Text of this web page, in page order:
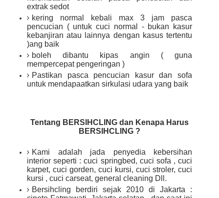
extrak sedot
kering normal kebali max 3 jam pasca
pencucian ( untuk cuci normal - bukan kasur
kebanjiran atau lainnya dengan kasus tertentu
)ang baik
boleh dibantu kipas angin ( guna
mempercepat pengeringan )
Pastikan pasca pencucian kasur dan sofa
untuk mendapaatkan sirkulasi udara yang baik
Tentang BERSIHCLING dan Kenapa Harus
BERSIHCLING ?
Kami adalah jada penyedia kebersihan
interior seperti : cuci springbed, cuci sofa , cuci
karpet, cuci gorden, cuci kursi, cuci stroler, cuci
kursi , cuci carseat, general cleaning Dll.
Bersihcling berdiri sejak 2010 di Jakarta :